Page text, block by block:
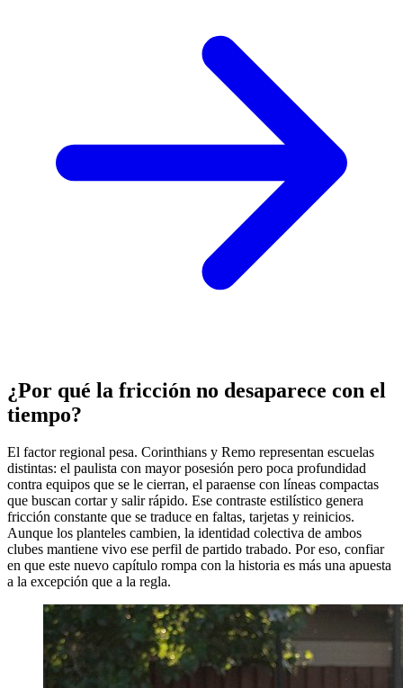
¿Por qué la fricción no desaparece con el
tiempo?
El factor regional pesa. Corinthians y Remo representan escuelas
distintas: el paulista con mayor posesión pero poca profundidad
contra equipos que se le cierran, el paraense con líneas compactas
que buscan cortar y salir rápido. Ese contraste estilístico genera
fricción constante que se traduce en faltas, tarjetas y reinicios.
Aunque los planteles cambien, la identidad colectiva de ambos
clubes mantiene vivo ese perfil de partido trabado. Por eso, confiar
en que este nuevo capítulo rompa con la historia es más una apuesta
a la excepción que a la regla.